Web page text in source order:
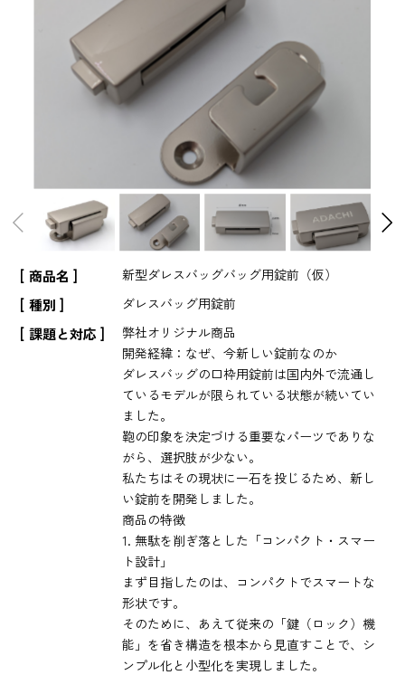
商品名 新型ダレスバッグバッグ用錠前（仮）
種別 ダレスバッグ用錠前
課題と対応
弊社オリジナル商品
開発経緯：なぜ、今新しい錠前なのか
ダレスバッグの口枠用錠前は国内外で流通し
ているモデルが限られている状態が続いてい
ました。
鞄の印象を決定づける重要なパーツでありな
がら、選択肢が少ない。
私たちはその現状に一石を投じるため、新し
い錠前を開発しました。
商品の特徴
1. 無駄を削ぎ落とした「コンパクト・スマー
ト設計」
まず目指したのは、コンパクトでスマートな
形状です。
そのために、あえて従来の「鍵（ロック）機
能」を省き構造を根本から見直すことで、シ
ンプル化と小型化を実現しました。